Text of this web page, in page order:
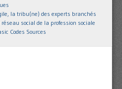
la tribu(ne) des experts branchés
réseau social de la profession sociale
Codes Sources